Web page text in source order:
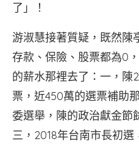
了」！
游淑慧接著質疑，既然陳
存款、保險、股票都為0
的薪水那裡去了：一，陳
票，近450萬的選票補助
委選舉，陳的政治獻金節
三，2018年台南市長初